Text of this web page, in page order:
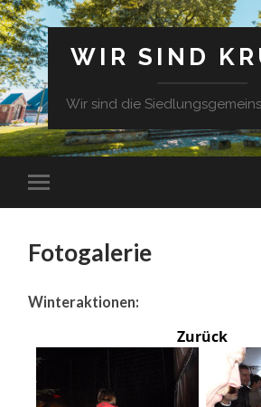
WIR SIND
Wir sind die
Fotogalerie
Winteraktionen:
Zurück